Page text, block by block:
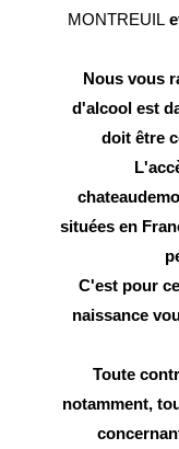
MONTREUIL
Nous vous
d'alcool est
doit être
situées en
C'est pour
naissance
Toute
notamment,